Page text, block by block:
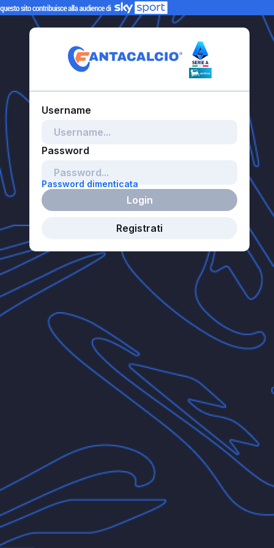
Password dimenticata
Login
Registrati